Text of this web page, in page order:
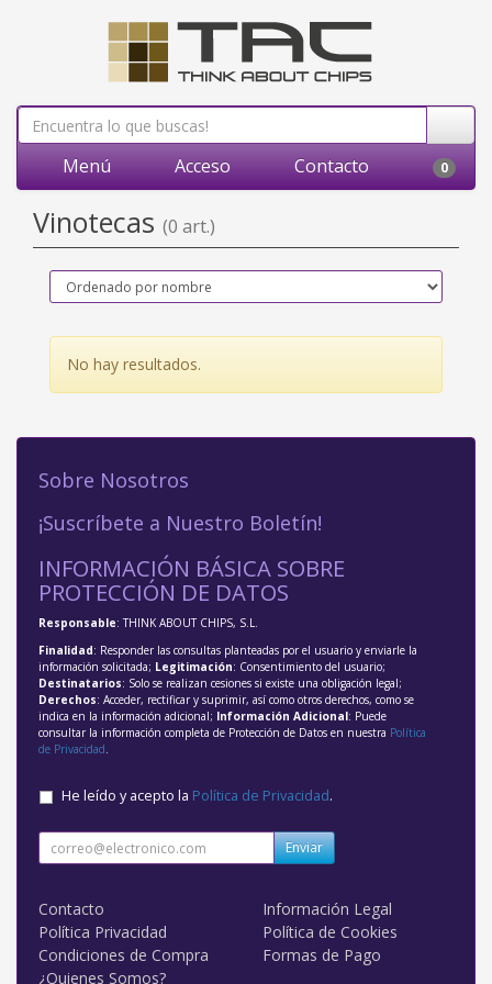
Menú Acceso Contacto 0
Vinotecas (0 art.)
No hay resultados.
Sobre Nosotros
¡Suscríbete a Nuestro Boletín!
INFORMACIÓN BÁSICA SOBRE
PROTECCIÓN DE DATOS
Responsable: THINK ABOUT CHIPS, S.L.
Finalidad: Responder las consultas planteadas por el usuario y enviarle la
información solicitada; Legitimación: Consentimiento del usuario;
Destinatarios: Solo se realizan cesiones si existe una obligación legal;
Derechos: Acceder, rectificar y suprimir, así como otros derechos, como se
indica en la información adicional; Información Adicional: Puede
consultar la información completa de Protección de Datos en nuestra Política
de Privacidad.
He leído y acepto la Política de Privacidad.
Enviar
Contacto
Información Legal
Política Privacidad
Política de Cookies
Condiciones de Compra
Formas de Pago
¿Quienes Somos?